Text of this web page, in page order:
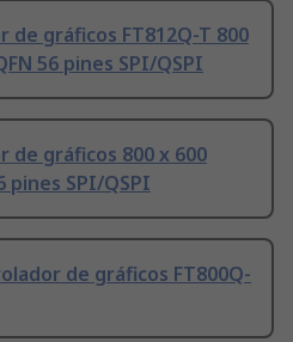
gráficos FT812Q-T 800
56 pines SPI/QSPI
gráficos 800 x 600
pines SPI/QSPI
de gráficos FT800Q-